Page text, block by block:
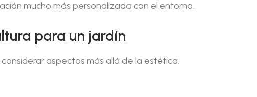
mucho más personalizada con el entorno.
para un jardín
aspectos más allá de la estética.